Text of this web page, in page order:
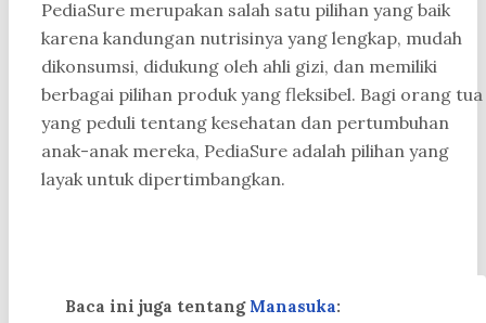
PediaSure merupakan salah satu pilihan yang baik
karena kandungan nutrisinya yang lengkap, mudah
dikonsumsi, didukung oleh ahli gizi, dan memiliki
berbagai pilihan produk yang fleksibel. Bagi orang tua
yang peduli tentang kesehatan dan pertumbuhan
anak-anak mereka, PediaSure adalah pilihan yang
layak untuk dipertimbangkan.
Baca ini juga tentang Manasuka: